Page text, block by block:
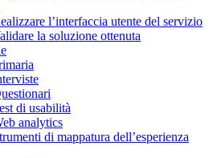
l’interfaccia utente del servizio
la soluzione ottenuta
di usabilità
analytics
di mappatura dell’esperienza